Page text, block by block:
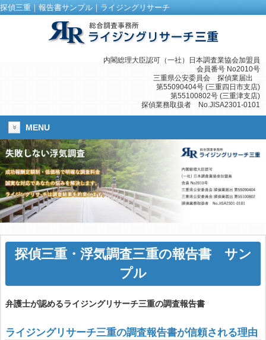
探偵三重｜報告書サンプル｜ライジングリサーチ
内閣総理大臣認可（一社）日本調査業協会加盟員
会員番号 No2010号
三重県公安委員会 探偵業届出
第55090404号 (三重四日市支店)
第55100802号 (三重津支店)
探偵業務取扱者 No.JISA2301-0101
MENU
探偵三重・浮気調査三重の報告書 サン
プル
弁護士が認めるライジングリサーチ三重の調査報告書
ライジングリサーチ三重の調査報告書が信頼される理由